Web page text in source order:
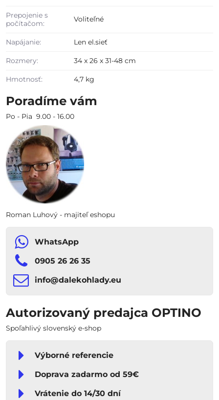
Prepojenie s
počítačom:
Voliteľné
Napájanie: Len el.sieť
Rozmery: 34 x 26 x 31-48 cm
Hmotnosť: 4,7 kg
Poradíme vám
Po - Pia 9.00 - 16.00
Roman Luhový - majiteľ eshopu
WhatsApp
0905 26 26 35
info​​@dalekohlady​​.eu
Autorizovaný predajca OPTINO
Spoľahlivý slovenský e-shop
Výborné referencie
Doprava zadarmo od 59€
Vrátenie do 14/30 dní